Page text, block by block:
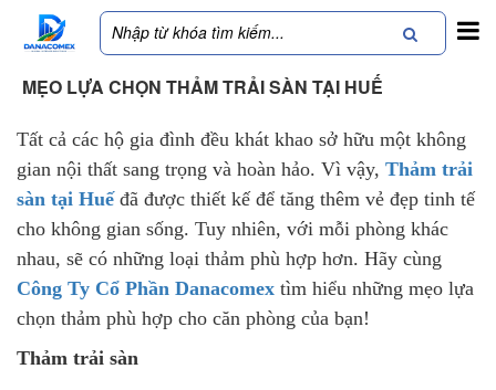
MẸO LỰA CHỌN THẢM TRẢI SÀN TẠI HUẾ
Tất cả các hộ gia đình đều khát khao sở hữu một không
gian nội thất sang trọng và hoàn hảo. Vì vậy, Thảm trải
sàn tại Huếđã được thiết kế để tăng thêm vẻ đẹp tinh tế
cho không gian sống. Tuy nhiên, với mỗi phòng khác
nhau, sẽ có những loại thảm phù hợp hơn. Hãy cùng
Công Ty Cổ Phần Danacomex tìm hiểu những mẹo lựa
chọn thảm phù hợp cho căn phòng của bạn!
Thảm trải sàn